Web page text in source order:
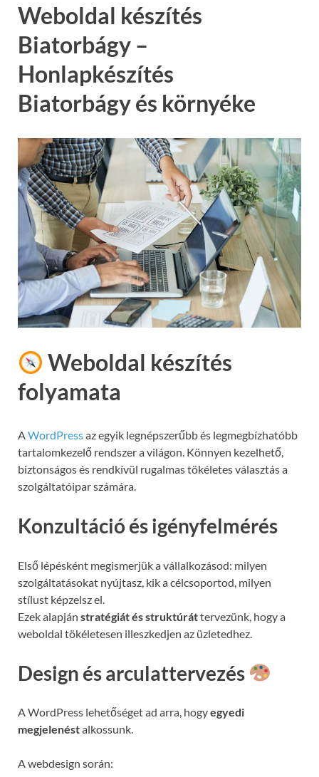
Weboldal készítés
Biatorbágy –
Honlapkészítés
Biatorbágy és környéke
Weboldal készítés
folyamata
AWordPressaz egyik legnépszerűbb és legmegbízhatóbb
tartalomkezelő rendszer a világon. Könnyen kezelhető,
biztonságos és rendkívül rugalmas tökéletes választás a
szolgáltatóipar számára.
Konzultáció és igényfelmérés
Első lépésként megismerjük a vállalkozásod: milyen
szolgáltatásokat nyújtasz, kik a célcsoportod, milyen
stílust képzelsz el.
Ezek alapján stratégiát és struktúráttervezünk, hogy a
weboldal tökéletesen illeszkedjen az üzletedhez.
Design és arculattervezés
A WordPress lehetőséget ad arra, hogyegyedi
megjelenéstalkossunk.
A webdesign során: